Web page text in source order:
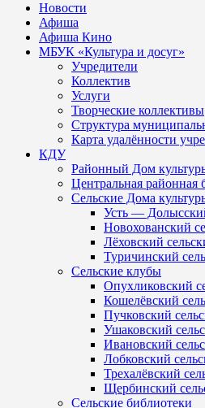
Новости
Афиша
Афиша Кино
МБУК «Культура и досуг»
Учредители
Коллектив
Услуги
Творческие коллективы
Структура
Карта удалённости
КДУ
Районный Дом
Центральная районная
Сельские Дома
Усть —
Новохованский
Лёховский
Туричинский
Сельские клубы
Опухликовский
Кошелёвский
Пучковский
Ушаковский
Ивановский
Лобковский
Трехалёвский
Щербинский
Сельские библиотеки